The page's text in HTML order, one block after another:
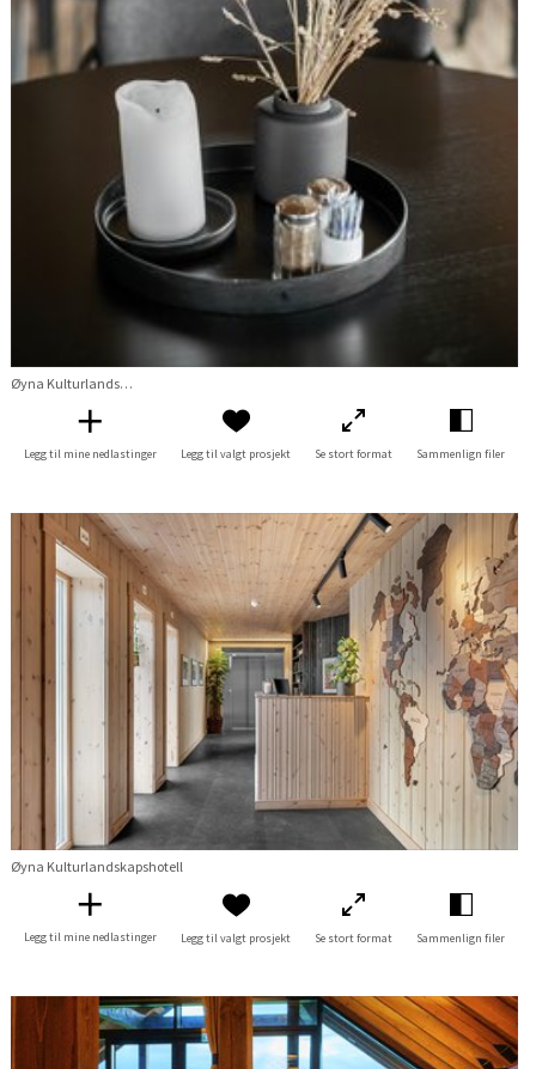
Øyna Kulturlandskapshotell
Legg til mine nedlastinger Legg til valgt prosjekt Se stort format Sammenlign filer
Øyna Kulturlandskapshotell
Legg til mine nedlastinger Legg til valgt prosjekt Se stort format Sammenlign filer